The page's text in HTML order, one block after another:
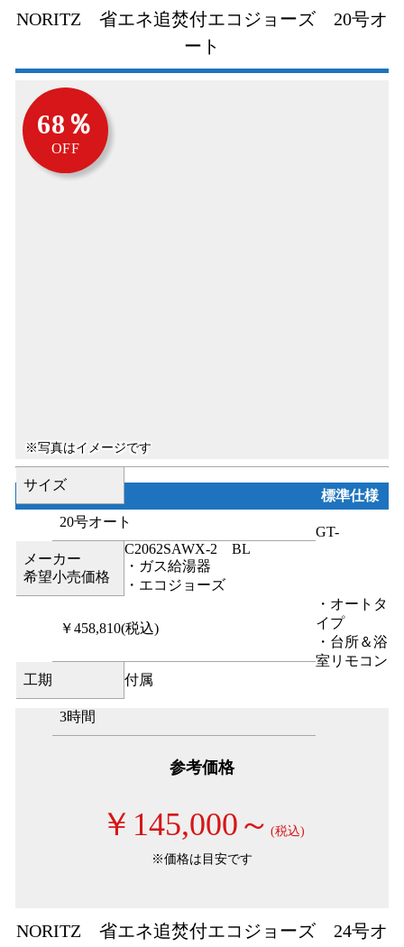
NORITZ 省エネ追焚付エコジョーズ 20号オ
ート
68％
OFF
サイズ
20号オート
メーカー
希望小売価格
￥458,810(税込)
工期
3時間
標準仕様
GT-
C2062SAWX-2 BL
・ガス給湯器
・エコジョーズ
・オートタ
イプ
・台所＆浴
室リモコン
付属
参考価格
￥145,000～ (税込)
※価格は目安です
NORITZ 省エネ追焚付エコジョーズ 24号オ